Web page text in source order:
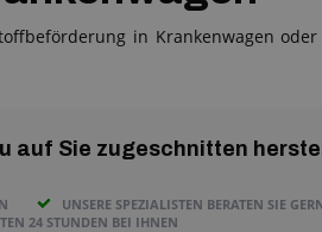
in Krankenwagen
auf Sie zugeschnitten
UNSERE SPEZIALISTEN BERATEN SIE
24 STUNDEN BEI IHNEN